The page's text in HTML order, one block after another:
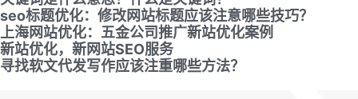
seo标题优化：修改网站标题应该注意哪些技巧？
上海网站优化：五金公司推广新站优化案例
新站优化，新网站SEO服务
寻找软文代发写作应该注重哪些方法？